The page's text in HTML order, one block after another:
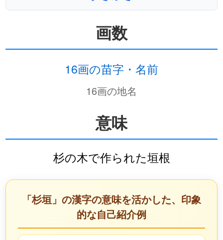
画数
16画の苗字・名前
16画の地名
意味
杉の木で作られた垣根
「杉垣」の漢字の意味を活かした、印象
的な自己紹介例